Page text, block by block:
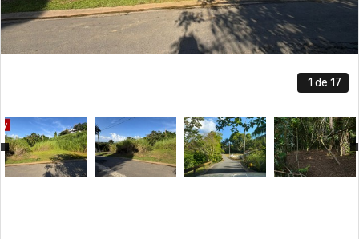
1 de 17